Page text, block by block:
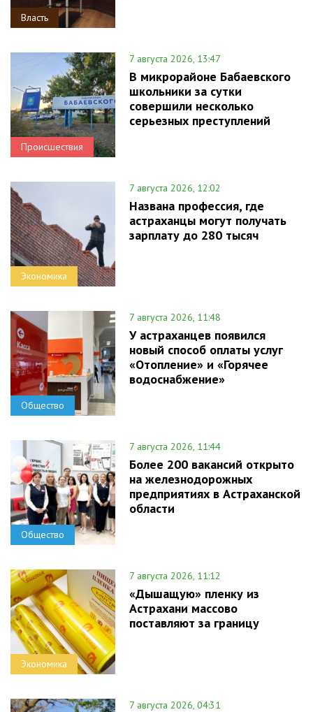
Власть
Происшествия
7 августа 2026, 13:47
В микрорайоне Бабаевского
школьники за сутки
совершили несколько
серьезных преступлений
Экономика
7 августа 2026, 12:02
Названа профессия, где
астраханцы могут получать
зарплату до 280 тысяч
Общество
7 августа 2026, 11:48
У астраханцев появился
новый способ оплаты услуг
«Отопление» и «Горячее
водоснабжение»
Общество
7 августа 2026, 11:44
Более 200 вакансий открыто
на железнодорожных
предприятиях в Астраханской
области
Экономика
7 августа 2026, 11:12
«Дышащую» пленку из
Астрахани массово
поставляют за границу
7 августа 2026, 04:31